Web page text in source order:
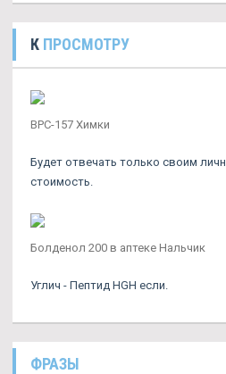
К ПРОСМОТРУ
BPC-157 Химки
Будет отвечать только своим
стоимость.
Болденол 200 в аптеке Нальчик
Углич - Пептид HGH если.
ФРАЗЫ